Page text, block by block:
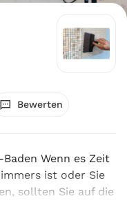
Bewerten
Wenn es Zeit
ist oder Sie
sollten Sie auf die
Baden durch den